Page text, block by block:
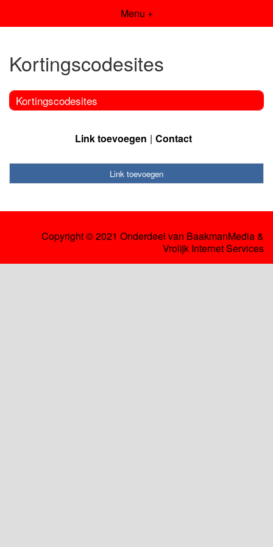
Menu +
Kortingscodesites
Kortingscodesites
Link toevoegen Contact
Link toevoegen
Copyright © 2021 Onderdeel van BaakmanMedia&
Vrolijk Internet Services